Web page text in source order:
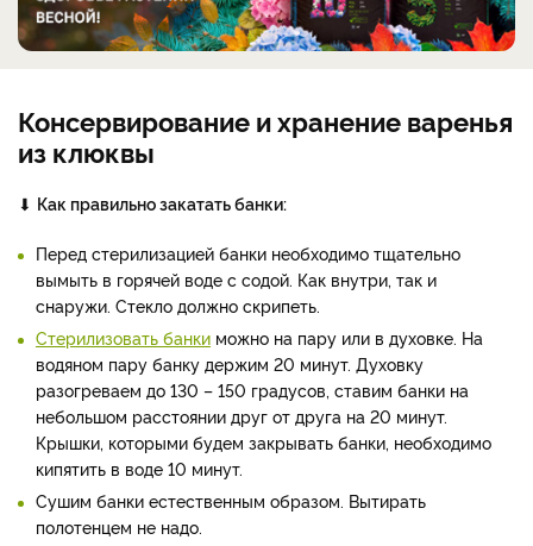
Консервирование и хранение варенья
из клюквы
⬇ Как правильно закатать банки:
Перед стерилизацией банки необходимо тщательно
вымыть в горячей воде с содой. Как внутри, так и
снаружи. Стекло должно скрипеть.
Стерилизовать банки можно на пару или в духовке. На
водяном пару банку держим 20 минут. Духовку
разогреваем до 130 – 150 градусов, ставим банки на
небольшом расстоянии друг от друга на 20 минут.
Крышки, которыми будем закрывать банки, необходимо
кипятить в воде 10 минут.
Сушим банки естественным образом. Вытирать
полотенцем не надо.